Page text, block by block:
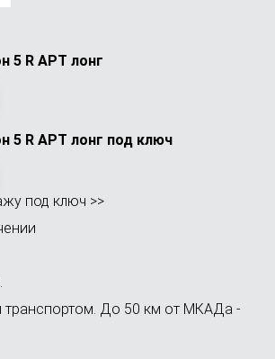
5 R АРТ лонг
5 R АРТ лонг под ключ
под ключ >>
До 50 км от МКАДа -